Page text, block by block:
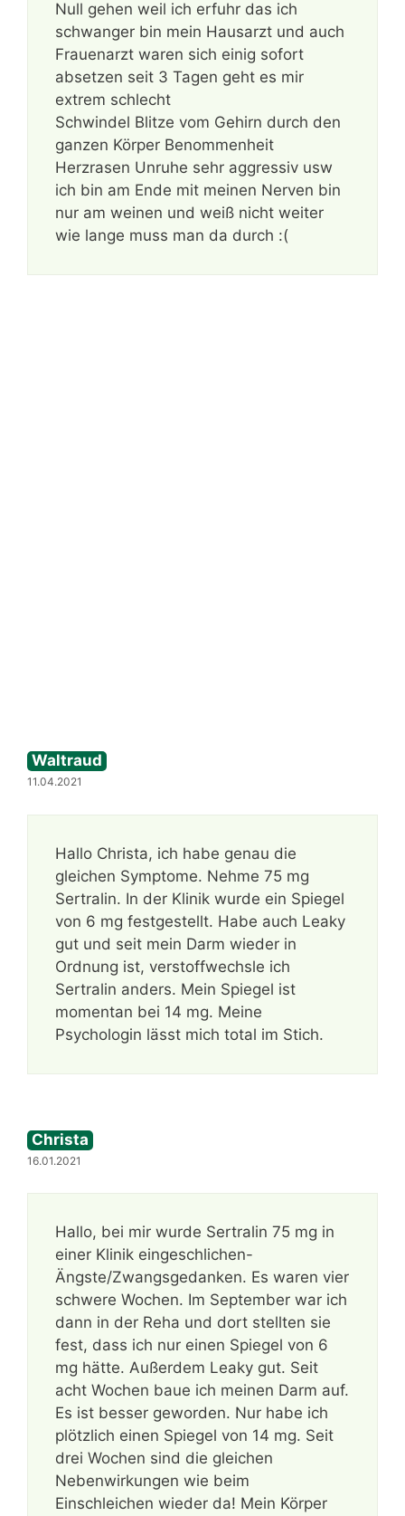
Null gehen weil ich erfuhr das ich
schwanger bin mein Hausarzt und auch
Frauenarzt waren sich einig sofort
absetzen seit 3 Tagen geht es mir
extrem schlecht
Schwindel Blitze vom Gehirn durch den
ganzen Körper Benommenheit
Herzrasen Unruhe sehr aggressiv usw
ich bin am Ende mit meinen Nerven bin
nur am weinen und weiß nicht weiter
wie lange muss man da durch :(
Waltraud
11.04.2021
Hallo Christa, ich habe genau die
gleichen Symptome. Nehme 75 mg
Sertralin. In der Klinik wurde ein Spiegel
von 6 mg festgestellt. Habe auch Leaky
gut und seit mein Darm wieder in
Ordnung ist, verstoffwechsle ich
Sertralin anders. Mein Spiegel ist
momentan bei 14 mg. Meine
Psychologin lässt mich total im Stich.
Christa
16.01.2021
Hallo, bei mir wurde Sertralin 75 mg in
einer Klinik eingeschlichen-
Ängste/Zwangsgedanken. Es waren vier
schwere Wochen. Im September war ich
dann in der Reha und dort stellten sie
fest, dass ich nur einen Spiegel von 6
mg hätte. Außerdem Leaky gut. Seit
acht Wochen baue ich meinen Darm auf.
Es ist besser geworden. Nur habe ich
plötzlich einen Spiegel von 14 mg. Seit
drei Wochen sind die gleichen
Nebenwirkungen wie beim
Einschleichen wieder da! Mein Körper